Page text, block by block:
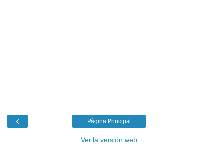
‹ Página Principal
Ver la versión web